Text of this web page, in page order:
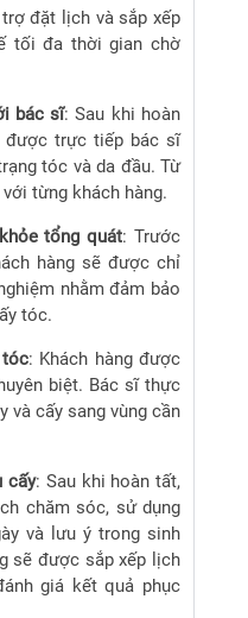
đặt lịch và sắp xếp
tối đa thời gian chờ
bác sĩ: Sau khi hoàn
được trực tiếp bác sĩ
tóc và da đầu. Từ
từng khách hàng.
tổng quát: Trước
hàng sẽ được chỉ
nhằm đảm bảo
tóc.
tóc: Khách hàng được
biệt. Bác sĩ thực
và cấy sang vùng cần
cấy: Sau khi hoàn tất,
chăm sóc, sử dụng
và lưu ý trong sinh
sẽ được sắp xếp lịch
giá kết quả phục